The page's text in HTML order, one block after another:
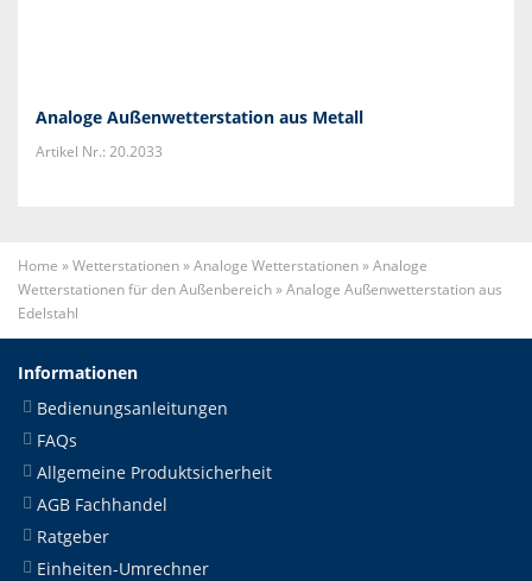
Analoge Außenwetterstation aus Metall
Artikel Nr.: 20.2033
Home »Wetterstationen»Analoge Wetterstationen»Analoge
Wetterstationen für den Außenbereich»Analoge Außenwetterstation aus
Edelstahl
Informationen
Bedienungsanleitungen
FAQs
Allgemeine Produktsicherheit
AGB Fachhandel
Ratgeber
Einheiten-Umrechner